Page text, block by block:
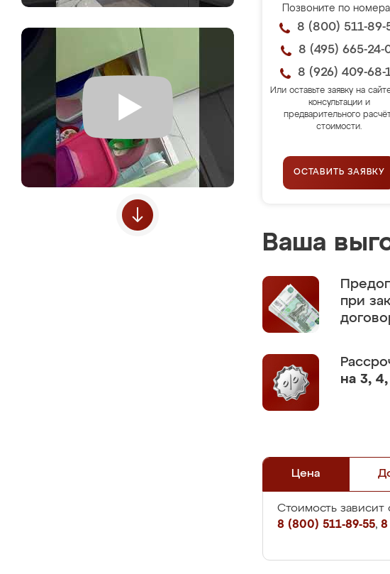
Позвоните по
8 (800) 511-89-
8 (495) 665-24-
8 (926) 409-68-
Или оставьте заявку на
консультации и
предварительного
стоимости.
ОСТАВИТЬ ЗАЯВКУ
Ваша
при
на 3,
Цена
Стоимость зависит
8 (800) 511-89-55, 8